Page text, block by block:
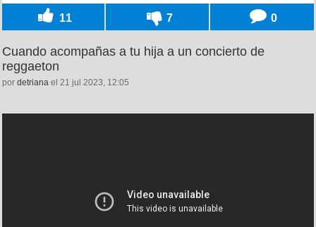
11 7 0
Cuando acompañas a tu hija a un concierto de
reggaeton
por detriana el 21 jul 2023, 12:05